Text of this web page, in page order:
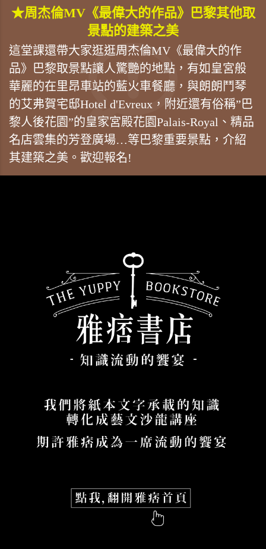
★周杰倫MV《最偉大的作品》巴黎其他取
景點的建築之美
這堂課還帶大家逛逛周杰倫MV《最偉大的作
品》巴黎取景點讓人驚艷的地點，有如皇宮般
華麗的在里昂車站的藍火車餐廳，與朗朗鬥琴
的艾弗賀宅邸Hotel d'Evreux，附近還有俗稱”巴
黎人後花園”的皇家宮殿花園Palais-Royal、精品
名店雲集的芳登廣場…等巴黎重要景點，介紹
其建築之美。歡迎報名!